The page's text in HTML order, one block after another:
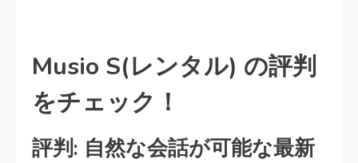
Musio S(レンタル) の評判
をチェック！
評判: 自然な会話が可能な最新